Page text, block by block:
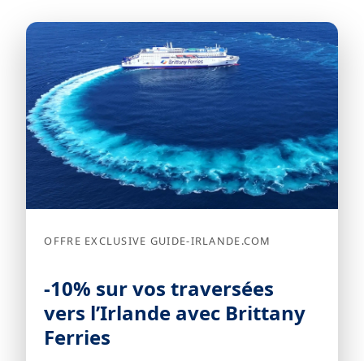
OFFRE EXCLUSIVE GUIDE-IRLANDE.COM
-10% sur vos traversées
vers l’Irlande avec Brittany
Ferries